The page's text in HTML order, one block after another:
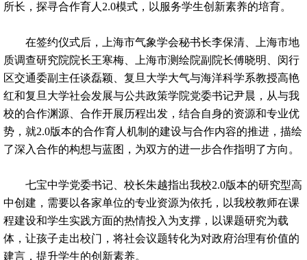
所长，探寻合作育人2.0模式，以服务学生创新素养的培育。
在签约仪式后，上海市气象学会秘书长李保清、上海市地
质调查研究院院长王寒梅、上海市测绘院副院长傅晓明、闵行
区交通委副主任谈磊颖、复旦大学大气与海洋科学系教授高艳
红和复旦大学社会发展与公共政策学院党委书记尹晨，从与我
校的合作渊源、合作开展历程出发，结合自身的资源和专业优
势，就2.0版本的合作育人机制的建设与合作内容的推进，描绘
了深入合作的构想与蓝图，为双方的进一步合作指明了方向。
七宝中学党委书记、校长朱越指出我校2.0版本的研究型高
中创建，需要以各家单位的专业资源为依托，以我校教师在课
程建设和学生实践方面的热情投入为支撑，以课题研究为载
体，让孩子走出校门，将社会议题转化为对政府治理有价值的
建言，提升学生的创新素养。